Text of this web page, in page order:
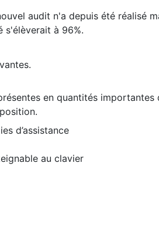
audit n'a depuis été réalisé
s'élèverait à 96%.
en quantités importantes
d’assistance
au clavier